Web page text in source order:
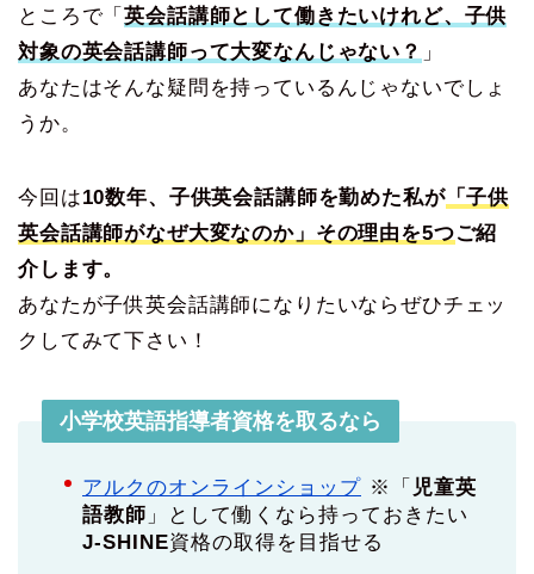
ところで「英会話講師として働きたいけれど、子供
対象の英会話講師って大変なんじゃない？ 」
あなたはそんな疑問を持っているんじゃないでしょ
うか。
今回は10数年、子供英会話講師を勤めた私が「子供
英会話講師がなぜ大変なのか」その理由を5つご紹
介します。
あなたが子供英会話講師になりたいならぜひチェッ
クしてみて下さい！
小学校英語指導者資格を取るなら
アルクのオンラインショップ ※「 児童英
語教師 」として働くなら持っておきたい
J-SHINE資格の取得を目指せる